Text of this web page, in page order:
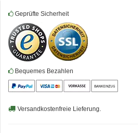
Geprüfte Sicherheit
Bequemes Bezahlen
Versandkostenfreie Lieferung.